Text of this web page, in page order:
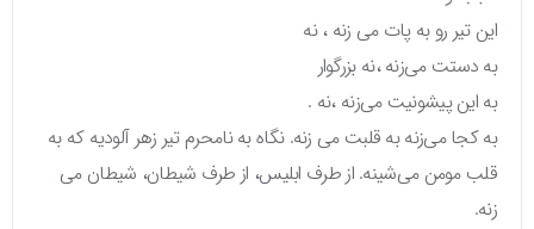
این تیر رو به پات می زنه ، نه
به دستت می‌زنه ،نه بزرگوار
به این پیشونیت می‌زنه ،نه .
به کجا می‌زنه به قلبت می زنه. نگاه به نامحرم تیر زهر آلودیه که به
قلب مومن می‌شینه. از طرف ابلیس، از طرف شیطان، شیطان می
زنه.